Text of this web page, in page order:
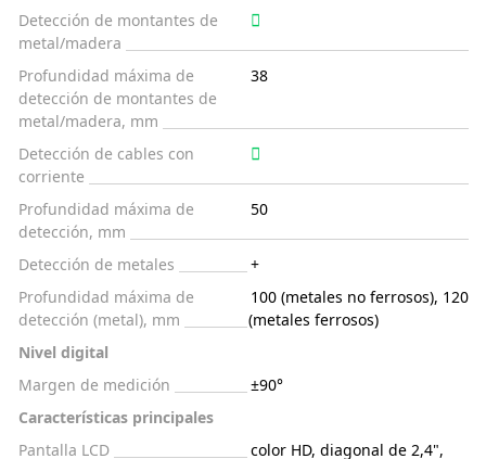
Detección de montantes de
metal/madera
Profundidad máxima de
detección de montantes de
metal/madera, mm
38
Detección de cables con
corriente
Profundidad máxima de
detección, mm
50
Detección de metales
+
Profundidad máxima de
detección (metal), mm
100 (metales no ferrosos), 120
(metales ferrosos)
Nivel digital
Margen de medición
±90°
Características principales
Pantalla LCD
color HD, diagonal de 2,4",